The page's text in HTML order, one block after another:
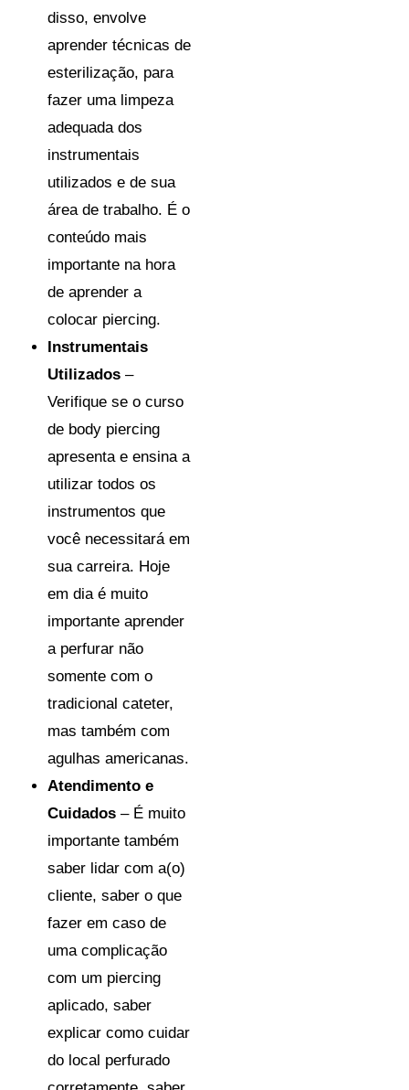
disso, envolve
aprender técnicas de
esterilização, para
fazer uma limpeza
adequada dos
instrumentais
utilizados e de sua
área de trabalho. É o
conteúdo mais
importante na hora
de aprender a
colocar piercing.
Instrumentais
Utilizados –
Verifique se o curso
de body piercing
apresenta e ensina a
utilizar todos os
instrumentos que
você necessitará em
sua carreira. Hoje
em dia é muito
importante aprender
a perfurar não
somente com o
tradicional cateter,
mas também com
agulhas americanas.
Atendimento e
Cuidados – É muito
importante também
saber lidar com a(o)
cliente, saber o que
fazer em caso de
uma complicação
com um piercing
aplicado, saber
explicar como cuidar
do local perfurado